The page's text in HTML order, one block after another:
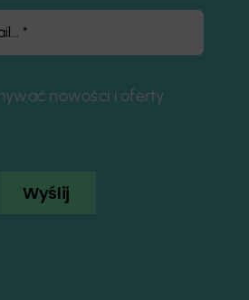
nowości i oferty
Wyślij